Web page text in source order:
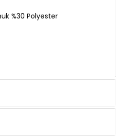
%30 Polyester